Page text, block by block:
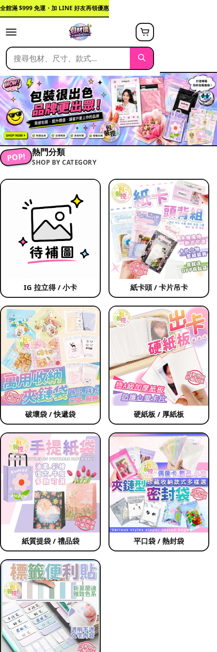
全館滿 $999 免運・加 LINE 好友再領優惠
POP! 熱門分類
SHOP BY CATEGORY
IG 拉立得 / 小卡 紙卡頭 / 卡片吊卡
破壞袋 / 快遞袋 硬紙板 / 厚紙板
紙質提袋 / 禮品袋 平口袋 / 熱封袋